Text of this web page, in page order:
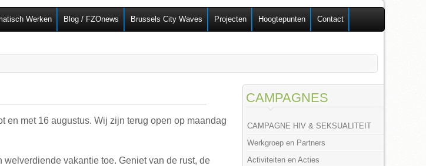
en naar de
inhoud gaan
Werken Blog / FZOnews Brussels City Waves Projecten Hoogtepunten Contact
en met 16 augustus. Wij zijn terug open op maandag
vakantie toe. Geniet van de rust, de
CAMPAGNES
CAMPAGNE HIV & SEKSUALITEIT
Werkgroep en Partners
Activiteiten en Acties